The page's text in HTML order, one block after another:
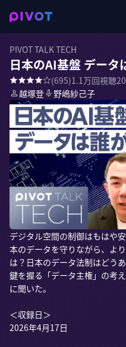
PIVOT TALK TECH
日本のAI基盤 データ
(695)1.1万回視聴
越塚登
野嶋紗己子
デジタル空間の制御はもはや
本のデータを守りながら、よ
は？日本のデータ法制はどう
鍵を握る「データ主権」の考
に聞いた。
＜収録日＞
2026年4月17日